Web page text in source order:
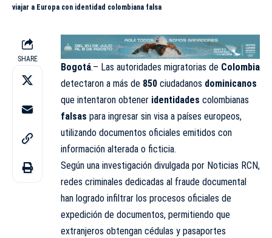
viajar a Europa con identidad colombiana falsa
SHARE
Bogotá.– Las autoridades migratorias de Colombia
detectaron a más de 850 ciudadanos dominicanos
que intentaron obtener identidades colombianas
falsas para ingresar sin visa a países europeos,
utilizando documentos oficiales emitidos con
información alterada o ficticia.
Según una investigación divulgada por Noticias RCN,
redes criminales dedicadas al fraude documental
han logrado infiltrar los procesos oficiales de
expedición de documentos, permitiendo que
extranjeros obtengan cédulas y pasaportes